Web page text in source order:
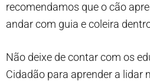
recomendamos que o cão
andar com guia e coleira
Não deixe de contar com os
Cidadão para aprender a lidar